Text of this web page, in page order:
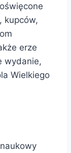
kupców,
erze
wydanie,
Wielkiego